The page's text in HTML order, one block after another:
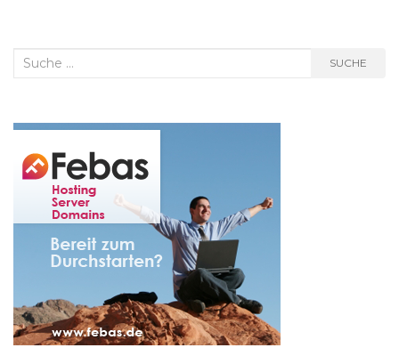
Suche
SUCHE